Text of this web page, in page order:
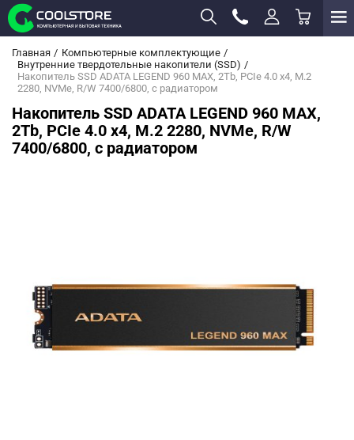
Главная
Компьютерные комплектующие
Внутренние твердотельные накопители (SSD)
Накопитель SSD ADATA LEGEND 960 MAX, 2Tb, PCIe 4.0 x4, M.2
2280, NVMe, R/W 7400/6800, с радиатором
Накопитель SSD ADATA LEGEND 960 MAX,
2Tb, PCIe 4.0 x4, M.2 2280, NVMe, R/W
7400/6800, с радиатором